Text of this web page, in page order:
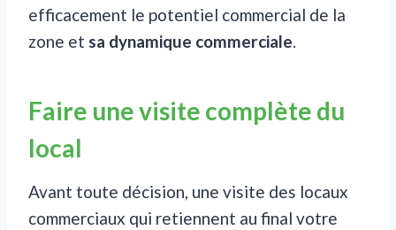
efficacement le potentiel commercial de la
zone et sa dynamique commerciale.
Faire une visite complète du
local
Avant toute décision, une visite des locaux
commerciaux qui retiennent au final votre